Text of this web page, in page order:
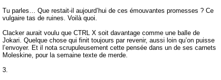
Tu parles… Que restait-il aujourd’hui de ces émouvantes promesses ? Ce
vulgaire tas de ruines. Voilà quoi.
Clacker aurait voulu que CTRL X soit davantage comme une balle de
Jokari. Quelque chose qui finit toujours par revenir, aussi loin qu’on puisse
l’envoyer. Et il nota scrupuleusement cette pensée dans un de ses carnets
Moleskine, pour la semaine texte de merde.
3.